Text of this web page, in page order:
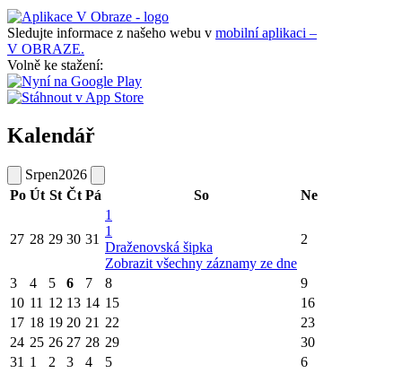
Sledujte informace z našeho webu v mobilní aplikaci –
V OBRAZE.
Volně ke stažení:
Kalendář
Srpen2026
Po Út St Čt Pá So Ne
27 28 29 30 31
1
1
Draženovská šipka
Zobrazit všechny záznamy ze dne
2
3 4 5 6 7 8
9
10 11 12 13 14 15
16
17 18 19 20 21 22
23
24 25 26 27 28 29
30
31 1 2 3 4 5 6